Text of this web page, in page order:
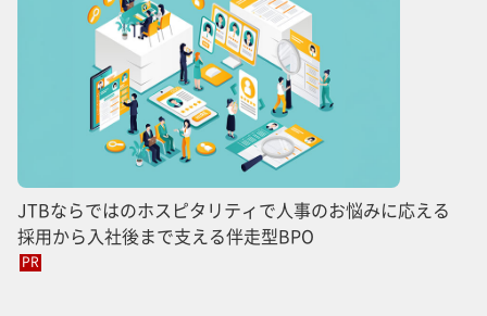
JTBならではのホスピタリティで人事のお悩みに応える
採用から入社後まで支える伴走型BPO
PR